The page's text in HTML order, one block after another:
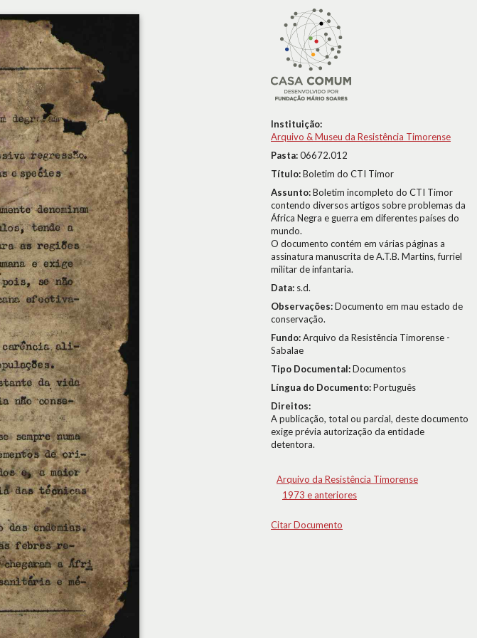
Instituição:
Arquivo & Museu da Resistência Timorense
Pasta:06672.012
Título:Boletim do CTI Timor
Assunto:Boletim incompleto do CTI Timor
contendo diversos artigos sobre problemas da
África Negra e guerra em diferentes países do
mundo.
O documento contém em várias páginas a
assinatura manuscrita de A.T.B. Martins, furriel
militar de infantaria.
Data: s.d.
Observações:Documento em mau estado de
conservação.
Fundo:Arquivo da Resistência Timorense -
Sabalae
Tipo Documental:Documentos
Língua do Documento:Português
Direitos:
A publicação, total ou parcial, deste documento
exige prévia autorização da entidade
detentora.
Arquivo da Resistência Timorense
1973 e anteriores
Citar Documento